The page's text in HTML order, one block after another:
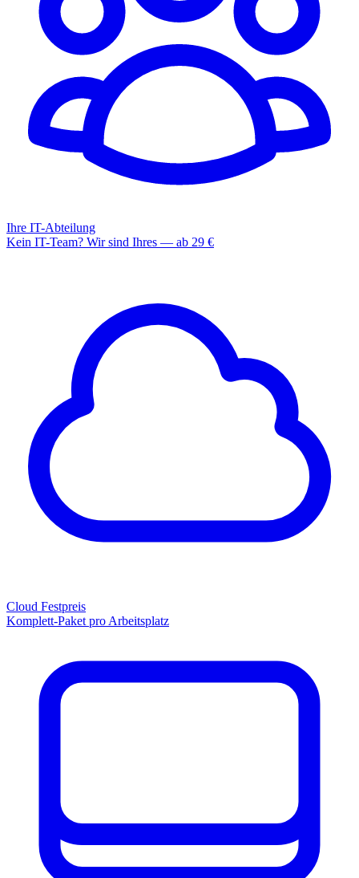
Ihre IT-Abteilung
Kein IT-Team? Wir sind Ihres — ab 29 €
Cloud Festpreis
Komplett-Paket pro Arbeitsplatz